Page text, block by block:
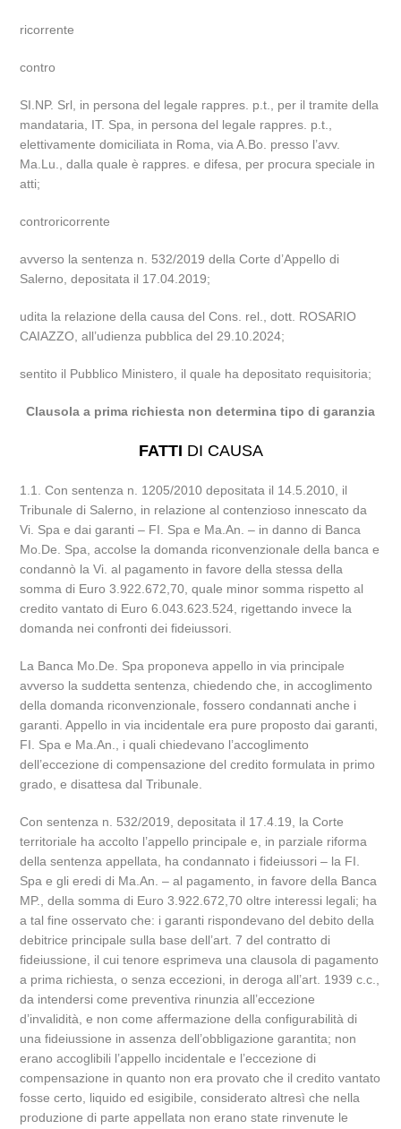
ricorrente
contro
SI.NP. Srl, in persona del legale rappres. p.t., per il tramite della
mandataria, IT. Spa, in persona del legale rappres. p.t.,
elettivamente domiciliata in Roma, via A.Bo. presso l’avv.
Ma.Lu., dalla quale è rappres. e difesa, per procura speciale in
atti;
controricorrente
avverso la sentenza n. 532/2019 della Corte d’Appello di
Salerno, depositata il 17.04.2019;
udita la relazione della causa del Cons. rel., dott. ROSARIO
CAIAZZO, all’udienza pubblica del 29.10.2024;
sentito il Pubblico Ministero, il quale ha depositato requisitoria;
Clausola a prima richiesta non determina tipo di garanzia
FATTI DI CAUSA
1.1. Con sentenza n. 1205/2010 depositata il 14.5.2010, il
Tribunale di Salerno, in relazione al contenzioso innescato da
Vi. Spa e dai garanti – FI. Spa e Ma.An. – in danno di Banca
Mo.De. Spa, accolse la domanda riconvenzionale della banca e
condannò la Vi. al pagamento in favore della stessa della
somma di Euro 3.922.672,70, quale minor somma rispetto al
credito vantato di Euro 6.043.623.524, rigettando invece la
domanda nei confronti dei fideiussori.
La Banca Mo.De. Spa proponeva appello in via principale
avverso la suddetta sentenza, chiedendo che, in accoglimento
della domanda riconvenzionale, fossero condannati anche i
garanti. Appello in via incidentale era pure proposto dai garanti,
FI. Spa e Ma.An., i quali chiedevano l’accoglimento
dell’eccezione di compensazione del credito formulata in primo
grado, e disattesa dal Tribunale.
Con sentenza n. 532/2019, depositata il 17.4.19, la Corte
territoriale ha accolto l’appello principale e, in parziale riforma
della sentenza appellata, ha condannato i fideiussori – la FI.
Spa e gli eredi di Ma.An. – al pagamento, in favore della Banca
MP., della somma di Euro 3.922.672,70 oltre interessi legali; ha
a tal fine osservato che: i garanti rispondevano del debito della
debitrice principale sulla base dell’art. 7 del contratto di
fideiussione, il cui tenore esprimeva una clausola di pagamento
a prima richiesta, o senza eccezioni, in deroga all’art. 1939 c.c.,
da intendersi come preventiva rinunzia all’eccezione
d’invalidità, e non come affermazione della configurabilità di
una fideiussione in assenza dell’obbligazione garantita; non
erano accoglibili l’appello incidentale e l’eccezione di
compensazione in quanto non era provato che il credito vantato
fosse certo, liquido ed esigibile, considerato altresì che nella
produzione di parte appellata non erano state rinvenute le